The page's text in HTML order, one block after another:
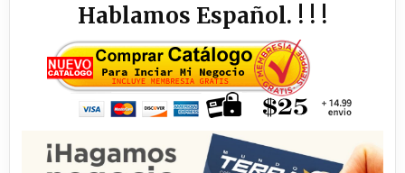
Hablamos Español. ! ! !